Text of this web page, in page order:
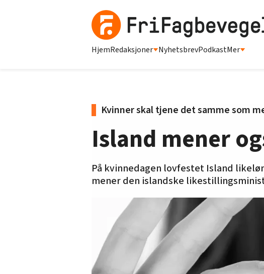
HjemRedaksjoner NyhetsbrevPodkastMer
Kvinner skal tjene det samme som
Island mener
På kvinnedagen lovfestet Island
mener den islandske